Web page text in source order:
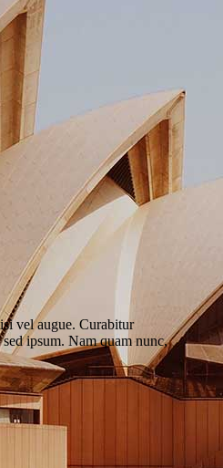
vel augue. Curabitur
ipsum. Nam quam nunc,